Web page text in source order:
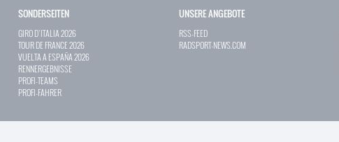
SONDERSEITEN
GIRO D`ITALIA 2026
TOUR DE FRANCE 2026
VUELTA A ESPAÑA 2026
RENNERGEBNISSE
PROFI-TEAMS
PROFI-FAHRER
UNSERE ANGEBOTE
RSS-FEED
RADSPORT-NEWS.COM